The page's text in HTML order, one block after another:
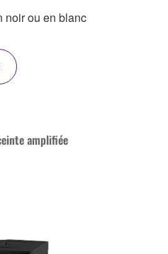
noir ou en blanc
amplifiée